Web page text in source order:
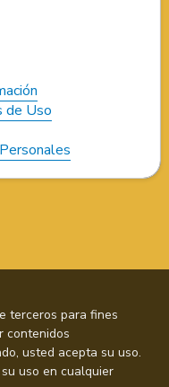
de Uso
terceros para fines
contenidos
usted acepta su uso.
uso en cualquier